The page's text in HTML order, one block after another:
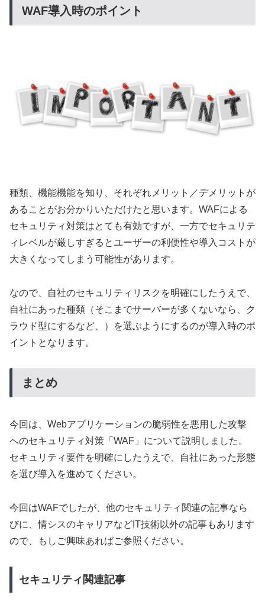
WAF導入時のポイント
種類、機能機能を知り、それぞれメリット／デメリットが
あることがお分かりいただけたと思います。WAFによる
セキュリティ対策はとても有効ですが、一方でセキュリテ
ィレベルが厳しすぎるとユーザーの利便性や導入コストが
大きくなってしまう可能性があります。
なので、自社のセキュリティリスクを明確にしたうえで、
自社にあった種類（そこまでサーバーが多くないなら、ク
ラウド型にするなど、）を選ぶようにするのが導入時のポ
イントとなります。
まとめ
今回は、Webアプリケーションの脆弱性を悪用した攻撃
へのセキュリティ対策「WAF」について説明しました。
セキュリティ要件を明確にしたうえで、自社にあった形態
を選び導入を進めてください。
今回はWAFでしたが、他のセキュリティ関連の記事なら
びに、情シスのキャリアなどIT技術以外の記事もあります
ので、もしご興味あればご参照ください。
セキュリティ関連記事